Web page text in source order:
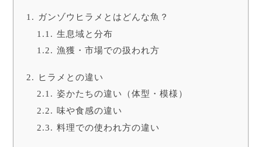
ガンゾウヒラメとはどんな魚？
生息域と分布
漁獲・市場での扱われ方
ヒラメとの違い
姿かたちの違い（体型・模様）
味や食感の違い
料理での使われ方の違い